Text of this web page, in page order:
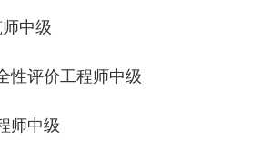
筑师中级
性评价工程师中级
程师中级